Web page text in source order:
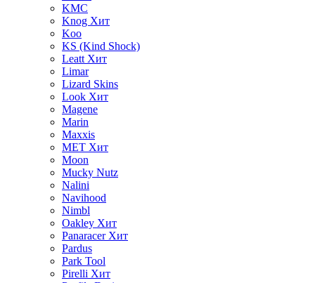
KMC
Knog Хит
Koo
KS (Kind Shock)
Leatt Хит
Limar
Lizard Skins
Look Хит
Magene
Marin
Maxxis
MET Хит
Moon
Mucky Nutz
Nalini
Navihood
Nimbl
Oakley Хит
Panaracer Хит
Pardus
Park Tool
Pirelli Хит